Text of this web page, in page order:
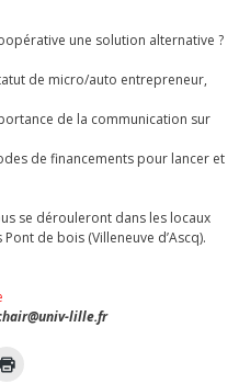
une solution alternative ?
de micro/auto entrepreneur,
de la communication sur
de financements pour lancer et
se dérouleront dans les locaux
de bois (Villeneuve d’Ascq).
lille.fr